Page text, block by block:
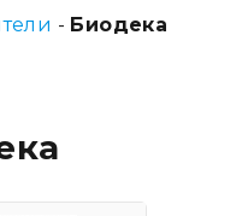
- Биодека